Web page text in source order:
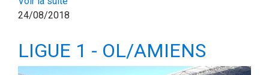
24/08/2018
LIGUE 1 - OL/AMIENS